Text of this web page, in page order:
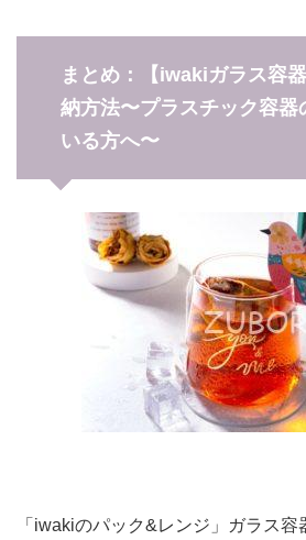
まとめ：【iwakiガラス容
納方法〜プラスチック容器
いる方へ〜
「iwakiのパック&レンジ」ガラス容